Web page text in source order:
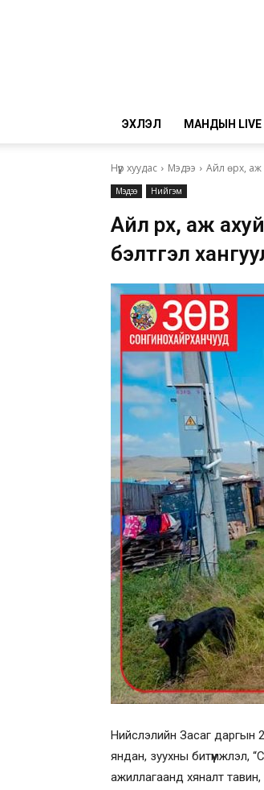
ЭХЛЭЛ МАНДЫН LIVE
Нүүр хуудас Мэдээ Айл өрх, аж
Мэдээ Нийгэм
Айл өрх, аж
бэлтгэл
Нийслэлийн Засаг даргын
яндан, зуухны битүүмжлэл,
ажиллагаанд хяналт тавин,